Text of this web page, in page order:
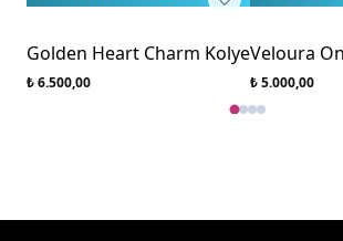
Golden Heart Charm Kolye
₺ 6.500,00
Veloura
₺ 5.000,00